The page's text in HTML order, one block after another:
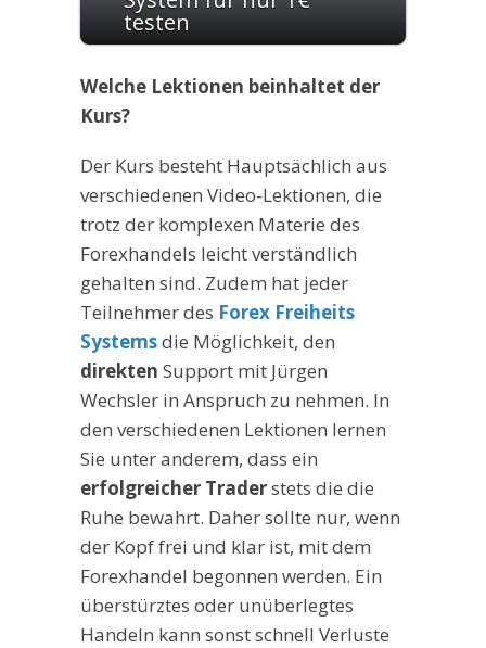
testen
Welche Lektionen beinhaltet der
Kurs?
Der Kurs besteht Hauptsächlich aus
verschiedenen Video-Lektionen, die
trotz der komplexen Materie des
Forexhandels leicht verständlich
gehalten sind. Zudem hat jeder
Teilnehmer des Forex Freiheits
Systemsdie Möglichkeit, den
direkten Support mit Jürgen
Wechsler in Anspruch zu nehmen. In
den verschiedenen Lektionen lernen
Sie unter anderem, dass ein
erfolgreicher Traderstets die die
Ruhe bewahrt. Daher sollte nur, wenn
der Kopf frei und klar ist, mit dem
Forexhandel begonnen werden. Ein
überstürztes oder unüberlegtes
Handeln kann sonst schnell Verluste